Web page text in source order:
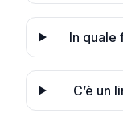
In quale
C’è un